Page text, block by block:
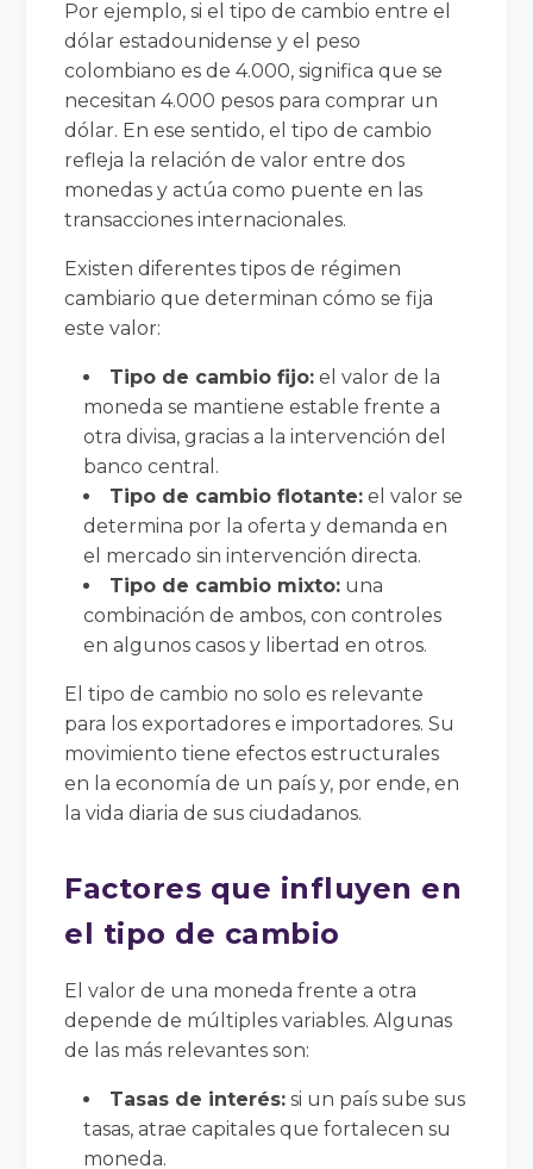
Por ejemplo, si el tipo de cambio entre el
dólar estadounidense y el peso
colombiano es de 4.000, significa que se
necesitan 4.000 pesos para comprar un
dólar. En ese sentido, el tipo de cambio
refleja la relación de valor entre dos
monedas y actúa como puente en las
transacciones internacionales.
Existen diferentes tipos de régimen
cambiario que determinan cómo se fija
este valor:
Tipo de cambio fijo: el valor de la
moneda se mantiene estable frente a
otra divisa, gracias a la intervención del
banco central.
Tipo de cambio flotante: el valor se
determina por la oferta y demanda en
el mercado sin intervención directa.
Tipo de cambio mixto: una
combinación de ambos, con controles
en algunos casos y libertad en otros.
El tipo de cambio no solo es relevante
para los exportadores e importadores. Su
movimiento tiene efectos estructurales
en la economía de un país y, por ende, en
la vida diaria de sus ciudadanos.
Factores que influyen en
el tipo de cambio
El valor de una moneda frente a otra
depende de múltiples variables. Algunas
de las más relevantes son:
Tasas de interés: si un país sube sus
tasas, atrae capitales que fortalecen su
moneda.